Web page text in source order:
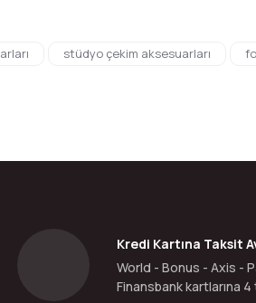
yetersiz gördüğünüz noktaları öneri
stüdyo çekim aksesuarları
Kredi Kartına Taksit
World - Bonus - Axis -
Finansbank kartlarına 4